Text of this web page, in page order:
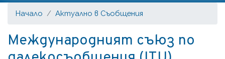
на транспорта
Начало Актуално в Съобщения
Международният съюз по